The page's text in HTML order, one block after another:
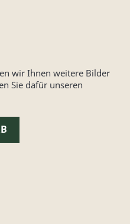
wir Ihnen weitere Bilder
Sie dafür unseren